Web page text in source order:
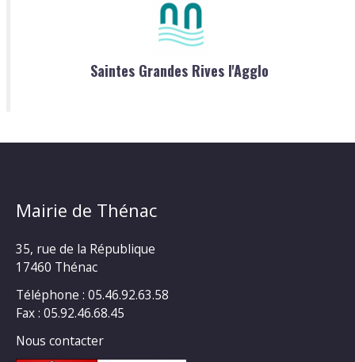
Saintes Grandes Rives l'Agglo
Mairie de Thénac
35, rue de la République
17460 Thénac
Téléphone : 05.46.92.63.58
Fax : 05.92.46.68.45
Nous contacter